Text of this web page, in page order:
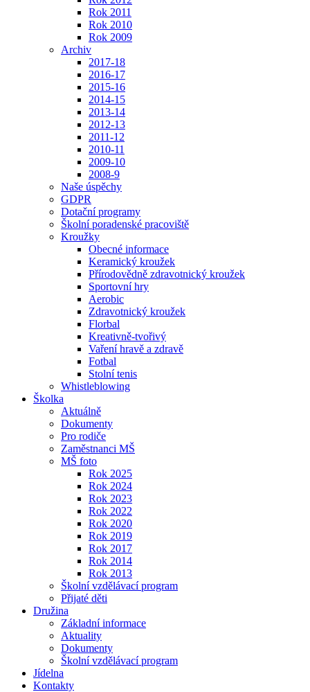
Rok 2011
Rok 2010
Rok 2009
Archiv
2017-18
2016-17
2015-16
2014-15
2013-14
2012-13
2011-12
2010-11
2009-10
2008-9
Naše úspěchy
GDPR
Dotační programy
Školní poradenské pracoviště
Kroužky
Obecné informace
Keramický kroužek
Přírodovědně zdravotnický kroužek
Sportovní hry
Aerobic
Zdravotnický kroužek
Florbal
Kreativně-tvořivý
Vaření hravě a zdravě
Fotbal
Stolní tenis
Whistleblowing
Školka
Aktuálně
Dokumenty
Pro rodiče
Zaměstnanci MŠ
MŠ foto
Rok 2025
Rok 2024
Rok 2023
Rok 2022
Rok 2020
Rok 2019
Rok 2017
Rok 2014
Rok 2013
Školní vzdělávací program
Přijaté děti
Družina
Základní informace
Aktuality
Dokumenty
Školní vzdělávací program
Jídelna
Kontakty